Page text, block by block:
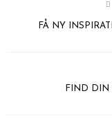
FÅ NY
FIND DIN